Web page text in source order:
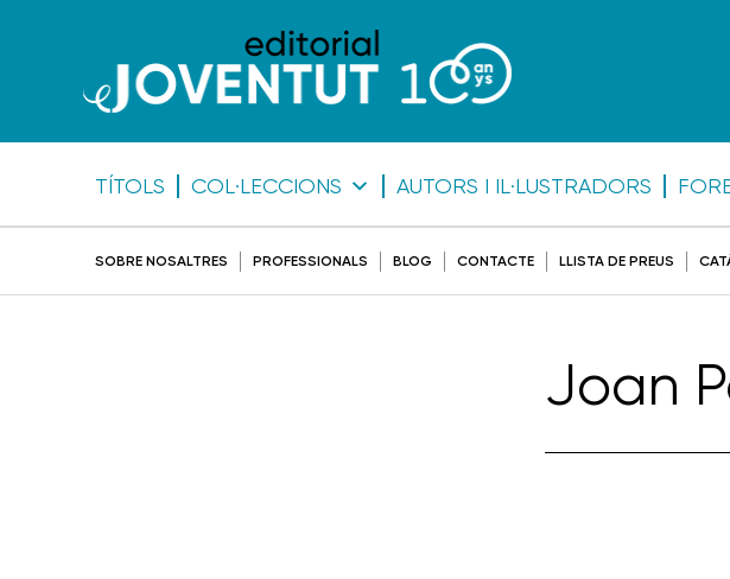
TÍTOLS COL·LECCIONS AUTORS I IL·LUSTRADORS
SOBRE NOSALTRES PROFESSIONALS BLOG CONTACTE LLISTA DE PREUS
Joan